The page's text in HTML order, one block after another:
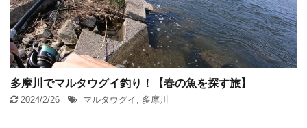
多摩川でマルタウグイ釣り！【春の魚を探す旅】
2024/2/26 マルタウグイ 多摩川